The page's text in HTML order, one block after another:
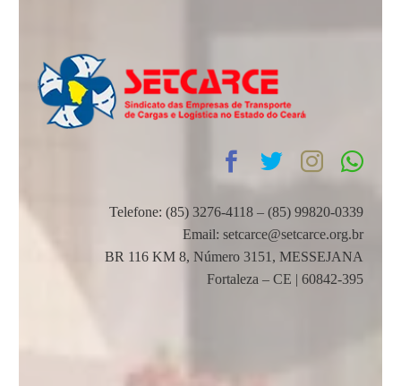
Telefone: (85) 3276-4118 – (85) 99820-0339
Email: setcarce@setcarce.org.br
BR 116 KM 8, Número 3151, MESSEJANA
Fortaleza – CE | 60842-395